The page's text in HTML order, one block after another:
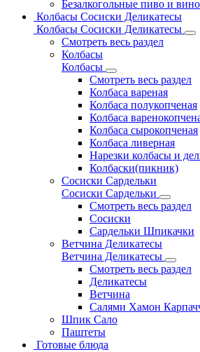
Безалкогольные пиво и вино
Колбасы Сосиски Деликатесы
Колбасы Сосиски Деликатесы
Смотреть весь раздел
Колбасы
Колбасы
Смотреть весь раздел
Колбаса вареная
Колбаса полукопченая
Колбаса
Колбаса сырокопченая
Колбаса ливерная
Нарезки колбасы и
Колбаски(пикник)
Сосиски Сардельки
Сосиски Сардельки
Смотреть весь раздел
Сосиски
Сардельки Шпикачки
Ветчина Деликатесы
Ветчина Деликатесы
Смотреть весь раздел
Деликатесы
Ветчина
Салями Хамон
Шпик Сало
Паштеты
Готовые блюда